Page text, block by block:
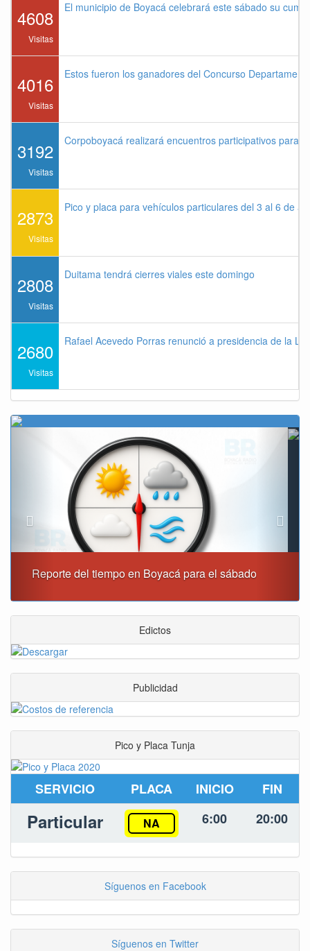
4608
Visitas
El municipio de Boyacá celebrará este sábado su
4016
Visitas
Estos fueron los ganadores del Concurso
3192
Visitas
Corpoboyacá realizará encuentros participativos para
2873
Visitas
Pico y placa para vehículos particulares del 3 al 6 de
2808
Visitas
Duitama tendrá cierres viales este domingo
2680
Visitas
Rafael Acevedo Porras renunció a presidencia de la
Alcaldía de Tunja y Gobernación de Boyacá firmaron
Next
Edictos
Publicidad
Pico y Placa Tunja
SERVICIO PLACA INICIO FIN
Particular NA 6:00 20:00
Síguenos en Facebook
Síguenos en Twitter